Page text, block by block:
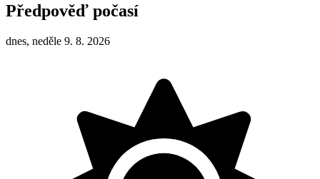
Předpověď počasí
dnes, neděle 9. 8. 2026